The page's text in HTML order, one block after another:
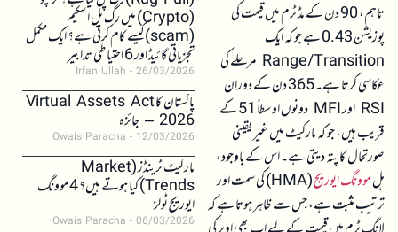
تاہم، 90 دن کے مڈ ٹرم میں قیمت کی
پوزیشن 0.43 ہے جو کہ ایک
Range/Transition مرحلے کی
عکاسی کرتا ہے۔ 365 دن کے دوران
RSI اور MFI دونوں اوسطاً 51 کے
قریب ہیں، جو کہ مارکیٹ میں غیر یقینی
صورتحال کا پتہ دیتی ہے۔ اس کے باوجود،
ہلموونگ ایوریج
(HMA) کی سمت اور
ترتیب مثبت ہے، جس سے ظاہر ہوتا ہے کہ
(Crypto) میں رگ پل اسکیم
(scam)کیسے کام کرتی ہے؟ ایک مکمل
تجزیاتی گائیڈ اور 6 احتیاطی تدابیر
Irfan Ullah 26/03/2026
پاکستان کا Virtual Assets Act
2026 – جائزہ
Owais Paracha 12/03/2026
مارکیٹ ٹرینڈز (Market
Trends) کیا ہوتے ہیں؟ 4 موونگ
ایوریج ٹولز
Owais Paracha 06/03/2026